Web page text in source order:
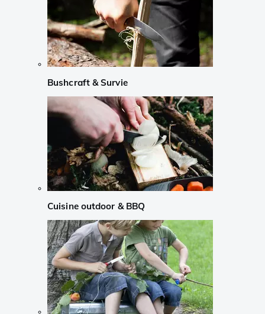
Bushcraft & Survie
Cuisine outdoor & BBQ